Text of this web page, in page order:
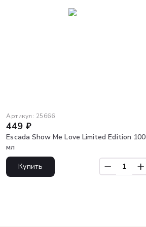
Артикул: 25666
449 ₽
Escada Show Me Love Limited Edition 100
мл
Купить